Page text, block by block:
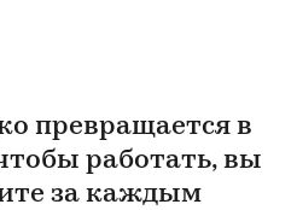
превращается в
работать, вы
за каждым